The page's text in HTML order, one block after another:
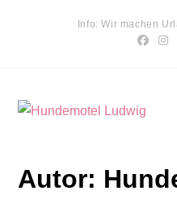
Info: Wir machen
Autor: